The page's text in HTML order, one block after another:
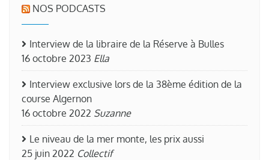
NOS PODCASTS
Interview de la libraire de la Réserve à Bulles
16 octobre 2023 Ella
Interview exclusive lors de la 38ème édition de la
course Algernon
16 octobre 2022 Suzanne
Le niveau de la mer monte, les prix aussi
25 juin 2022 Collectif